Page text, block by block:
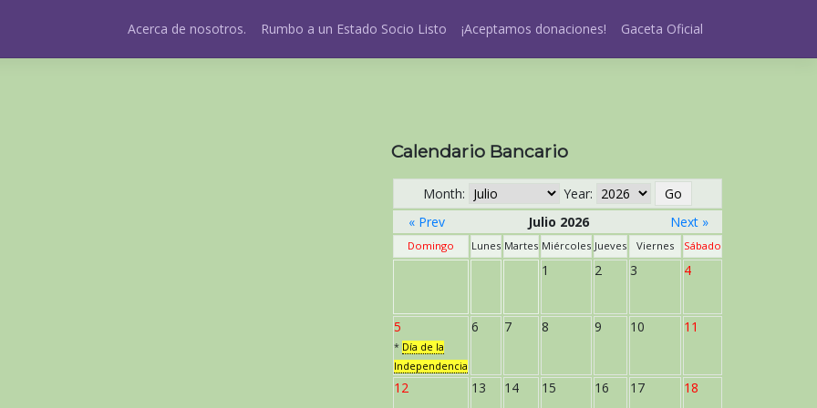
Acerca de nosotros. Rumbo a un Estado Socio Listo ¡Aceptamos donaciones! Gaceta Oficial
Calendario Bancario
Month:
Year:
« Prev
Julio 2026 Next »
Domingo Lunes Martes Miércoles Jueves Viernes Sábado
1 2 3 4
5
* Día de la
Independencia
6 7 8 9 10 11
12 13 14 15 16 17 18